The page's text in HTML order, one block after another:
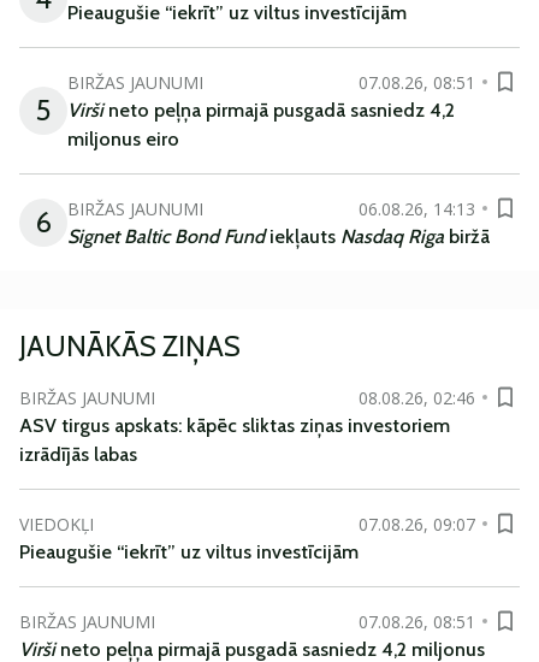
Pieaugušie “iekrīt” uz viltus investīcijām
5
BIRŽAS JAUNUMI
07.08.26, 08:51
Viršineto peļņa pirmajā pusgadā sasniedz 4,2
miljonus eiro
6 BIRŽAS JAUNUMI
06.08.26, 14:13
Signet Baltic Bond Fundiekļauts Nasdaq Riga biržā
JAUNĀKĀS ZIŅAS
BIRŽAS JAUNUMI
08.08.26, 02:46
ASV tirgus apskats: kāpēc sliktas ziņas investoriem
izrādījās labas
VIEDOKĻI
07.08.26, 09:07
Pieaugušie “iekrīt” uz viltus investīcijām
BIRŽAS JAUNUMI
07.08.26, 08:51
Viršineto peļņa pirmajā pusgadā sasniedz 4,2 miljonus